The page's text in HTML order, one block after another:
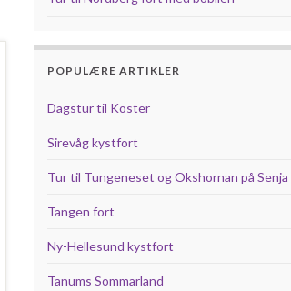
POPULÆRE ARTIKLER
Dagstur til Koster
Sirevåg kystfort
Tur til Tungeneset og Okshornan på Senja
Tangen fort
Ny-Hellesund kystfort
Tanums Sommarland